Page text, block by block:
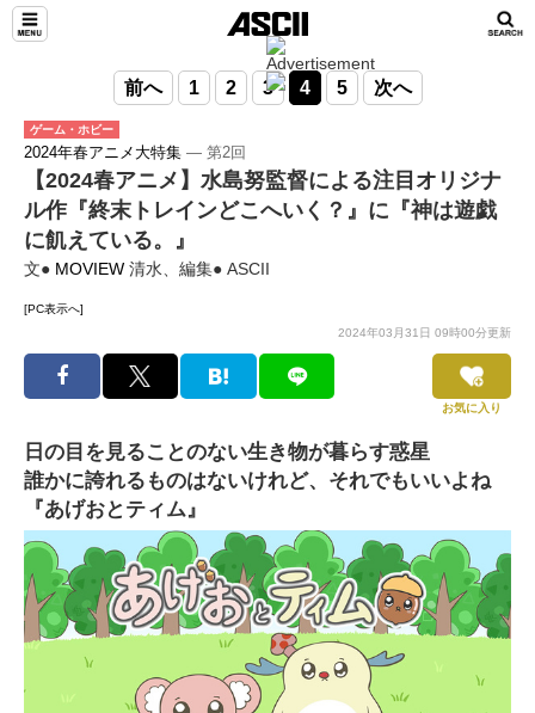
前へ 1 2 3 4 5 次へ
ゲーム・ホビー
2024年春アニメ大特集 ― 第2回
【2024春アニメ】水島努監督による注目オリジナ
ル作『終末トレインどこへいく？』に『神は遊戯
に飢えている。』
文● MOVIEW 清水、編集● ASCII
[PC表示へ]
2024年03月31日 09時00分更新
お気に入り
日の目を見ることのない生き物が暮らす惑星
誰かに誇れるものはないけれど、それでもいいよね
『あげおとティム』